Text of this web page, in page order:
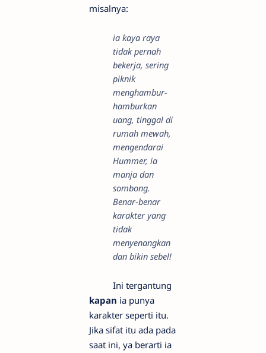
misalnya:
ia kaya raya
tidak pernah
bekerja, sering
piknik
menghambur-
hamburkan
uang, tinggal di
rumah mewah,
mengendarai
Hummer, ia
manja dan
sombong.
Benar-benar
karakter yang
tidak
menyenangkan
dan bikin sebel!
Ini tergantung
kapan ia punya
karakter seperti itu.
Jika sifat itu ada pada
saat ini, ya berarti ia